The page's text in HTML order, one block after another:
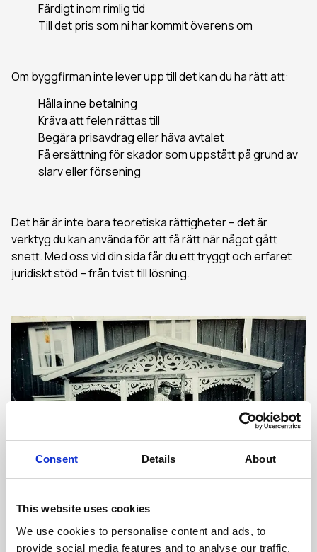
Consent Details About
This website uses cookies
We use cookies to personalise content and ads, to
provide social media features and to analyse our traffic.
Färdigt inom rimlig tid
Till det pris som ni har kommit överens om
Om byggfirman inte lever upp till det kan du ha rätt att:
Hålla inne betalning
Kräva att felen rättas till
Begära prisavdrag eller häva avtalet
Få ersättning för skador som uppstått på grund av
slarv eller försening
Det här är inte bara teoretiska rättigheter – det är
verktyg du kan använda för att få rätt när något gått
snett. Med oss vid din sida får du ett tryggt och erfaret
juridiskt stöd – från tvist till lösning.